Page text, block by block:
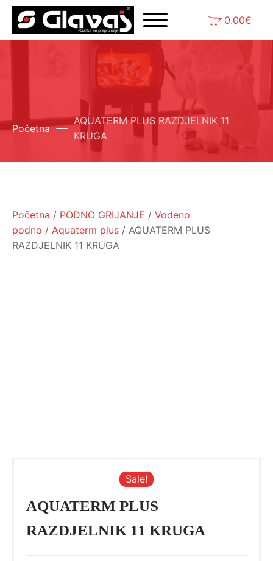
0.00€
Početna
AQUATERM PLUS RAZDJELNIK 11
KRUGA
Početna / PODNO GRIJANJE / Vodeno
podno / Aquaterm plus / AQUATERM PLUS
RAZDJELNIK 11 KRUGA
Sale!
AQUATERM PLUS
RAZDJELNIK 11 KRUGA